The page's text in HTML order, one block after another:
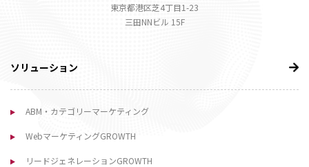
東京都港区芝4丁目1-23
三田NNビル 15F
ソリューション
ABM・カテゴリーマーケティング
WebマーケティングGROWTH
リードジェネレーションGROWTH